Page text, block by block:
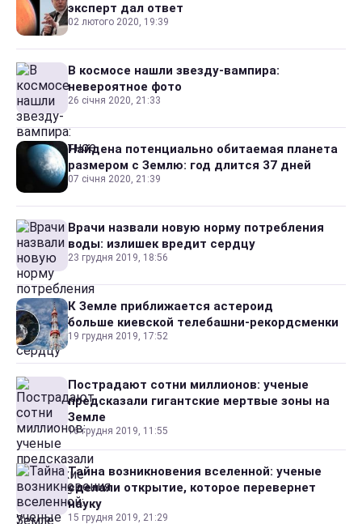
эксперт дал ответ
02 лютого 2020, 19:39
В космосе нашли звезду-вампира:
невероятное фото
26 січня 2020, 21:33
Найдена потенциально обитаемая планета
размером с Землю: год длится 37 дней
07 січня 2020, 21:39
Врачи назвали новую норму потребления
воды: излишек вредит сердцу
23 грудня 2019, 18:56
К Земле приближается астероид
больше киевской телебашни-рекордсменки
19 грудня 2019, 17:52
Пострадают сотни миллионов: ученые
предсказали гигантские мертвые зоны на
Земле
16 грудня 2019, 11:55
Тайна возникновения вселенной: ученые
сделали открытие, которое перевернет
науку
15 грудня 2019, 21:29